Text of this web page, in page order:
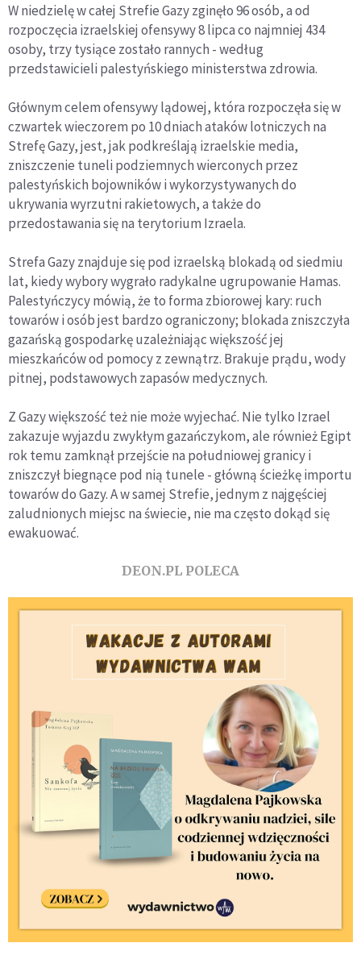
W niedzielę w całej Strefie Gazy zginęło 96 osób, a od
rozpoczęcia izraelskiej ofensywy 8 lipca co najmniej 434
osoby, trzy tysiące zostało rannych - według
przedstawicieli palestyńskiego ministerstwa zdrowia.
Głównym celem ofensywy lądowej, która rozpoczęła się w
czwartek wieczorem po 10 dniach ataków lotniczych na
Strefę Gazy, jest, jak podkreślają izraelskie media,
zniszczenie tuneli podziemnych wierconych przez
palestyńskich bojowników i wykorzystywanych do
ukrywania wyrzutni rakietowych, a także do
przedostawania się na terytorium Izraela.
Strefa Gazy znajduje się pod izraelską blokadą od siedmiu
lat, kiedy wybory wygrało radykalne ugrupowanie Hamas.
Palestyńczycy mówią, że to forma zbiorowej kary: ruch
towarów i osób jest bardzo ograniczony; blokada zniszczyła
gazańską gospodarkę uzależniając większość jej
mieszkańców od pomocy z zewnątrz. Brakuje prądu, wody
pitnej, podstawowych zapasów medycznych.
Z Gazy większość też nie może wyjechać. Nie tylko Izrael
zakazuje wyjazdu zwykłym gazańczykom, ale również Egipt
rok temu zamknął przejście na południowej granicy i
zniszczył biegnące pod nią tunele - główną ścieżkę importu
towarów do Gazy. A w samej Strefie, jednym z najgęściej
zaludnionych miejsc na świecie, nie ma często dokąd się
ewakuować.
DEON.PL POLECA